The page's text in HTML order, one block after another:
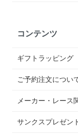
コンテンツ
ギフトラッピング
ご予約注文につい
メーカー・レース
サンクスプレゼン